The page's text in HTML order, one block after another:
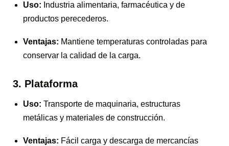
Uso: Industria alimentaria, farmacéutica y de
productos perecederos.
Ventajas: Mantiene temperaturas controladas para
conservar la calidad de la carga.
3. Plataforma
Uso: Transporte de maquinaria, estructuras
metálicas y materiales de construcción.
Ventajas: Fácil carga y descarga de mercancías